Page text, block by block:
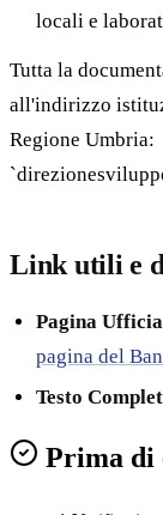
locali e
Tutta la
all'indirizzo
Regione Umbria:
Link utili e
Pagina
pagina del
Testo
Prima di